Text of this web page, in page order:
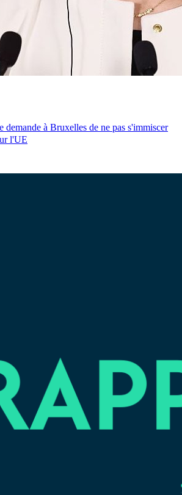
à Bruxelles de ne pas s'immiscer
l'UE